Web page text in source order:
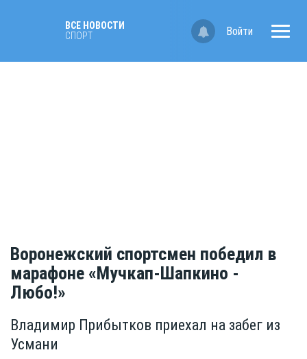
ВСЕ НОВОСТИ
СПОРТ
Войти
Воронежский спортсмен победил в
марафоне «Мучкап-Шапкино -
Любо!»
Владимир Прибытков приехал на забег из
Усмани